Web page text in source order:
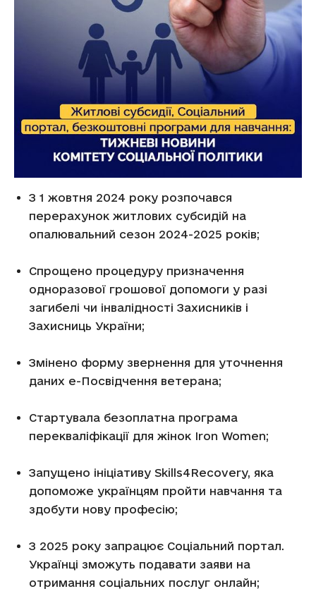
З 1 жовтня 2024 року розпочався
перерахунок житлових субсидій на
опалювальний сезон 2024-2025 років;
Спрощено процедуру призначення
одноразової грошової допомоги у разі
загибелі чи інвалідності Захисників і
Захисниць України;
Змінено форму звернення для уточнення
даних е-Посвідчення ветерана;
Стартувала безоплатна програма
перекваліфікації для жінок Iron Women;
Запущено ініціативу Skills4Recovery, яка
допоможе українцям пройти навчання та
здобути нову професію;
З 2025 року запрацює Соціальний портал.
Українці зможуть подавати заяви на
отримання соціальних послуг онлайн;